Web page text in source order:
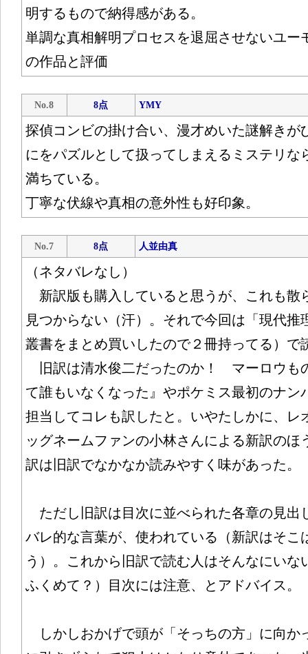
明するもので納得感がある。
単調な真相解明プロセスを退屈させないユー
の作品と評価
No.8 8点 YMY
探偵コンビの掛け合い、漫才めいた謎解きが
にをパズルとして扱ってしまえるミステリな
満ちている。
丁寧な伏線や真相の意外性も好印象。
No.7 8点 人並由真
（ネタバレなし）
新訳版も購入していると思うが、これも散
見つからない（汗）。それで今回は「現代推
叢書をまとめ買いしたので２冊持ってる）で
旧訳は清水俊二だったのか！ マーロウも
て誰もいなくなった』やポケミス最初のナン
担当してコレも訳したと。いやたしかに、レ
ッグネームファンの小林さんによる新訳のほ
訳は旧訳でなかなか読みやすく味があった。
ただし旧訳は目次に並べられた各章の見出
バレ的な言葉が、使われている（新訳はそこ
う）。これから旧訳で読む人はそんなにいな
ふくめて？）目次には注意、とアドバイス。
しかしおかげで頭が「そっちの方」に向か